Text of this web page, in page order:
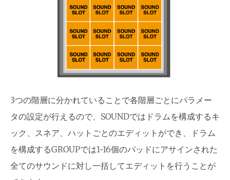
3つの階層に分かれていることで各階層ごとにパラメー
タの設定が行えるので、SOUNDではドラムを構成するキ
ック、スネア、ハットごとのエディットができ、ドラム
を構成するGROUPでは1-16個のパッドにアサインされた
全てのサウンドに対し一括してエディットを行うことが